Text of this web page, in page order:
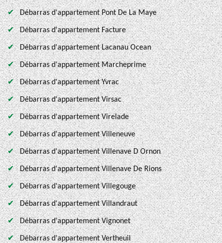
Débarras d'appartement Pont De La Maye
Débarras d'appartement Facture
Débarras d'appartement Lacanau Ocean
Débarras d'appartement Marcheprime
Débarras d'appartement Yvrac
Débarras d'appartement Virsac
Débarras d'appartement Virelade
Débarras d'appartement Villeneuve
Débarras d'appartement Villenave D Ornon
Débarras d'appartement Villenave De Rions
Débarras d'appartement Villegouge
Débarras d'appartement Villandraut
Débarras d'appartement Vignonet
Débarras d'appartement Vertheuil